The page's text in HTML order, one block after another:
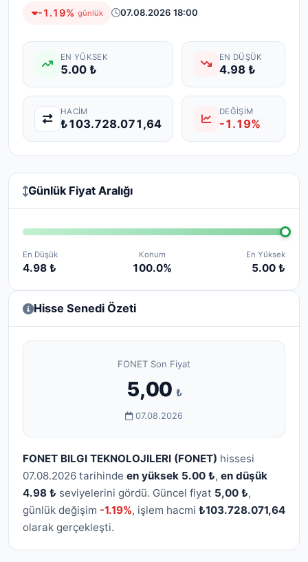
-1.19% günlük 07.08.2026 18:00
EN YÜKSEK
5.00 ₺
EN DÜŞÜK
4.98 ₺
HACIM
₺103.728.071,64
DEĞIŞIM
-1.19%
Günlük Fiyat Aralığı
En Düşük
4.98 ₺
Konum
100.0%
En Yüksek
5.00 ₺
Hisse Senedi Özeti
FONET Son Fiyat
5,00 ₺
07.08.2026
FONET BILGI TEKNOLOJILERI (FONET) hissesi
07.08.2026 tarihinde en yüksek 5.00 ₺, en düşük
4.98 ₺ seviyelerini gördü. Güncel fiyat 5,00 ₺,
günlük değişim -1.19%, işlem hacmi ₺103.728.071,64
olarak gerçekleşti.